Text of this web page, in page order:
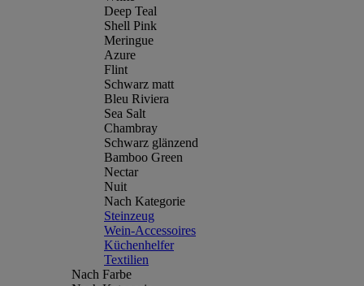
Deep Teal
Shell Pink
Meringue
Azure
Flint
Schwarz matt
Bleu Riviera
Sea Salt
Chambray
Schwarz glänzend
Bamboo Green
Nectar
Nuit
Nach Kategorie
Steinzeug
Wein-Accessoires
Küchenhelfer
Textilien
Nach Farbe